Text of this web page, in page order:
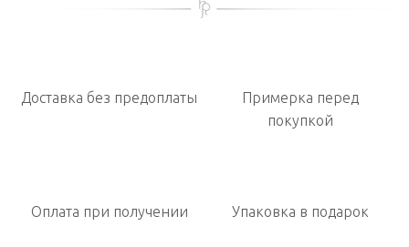
Доставка без предоплаты
Примерка перед
покупкой
Оплата при получении Упаковка в подарок